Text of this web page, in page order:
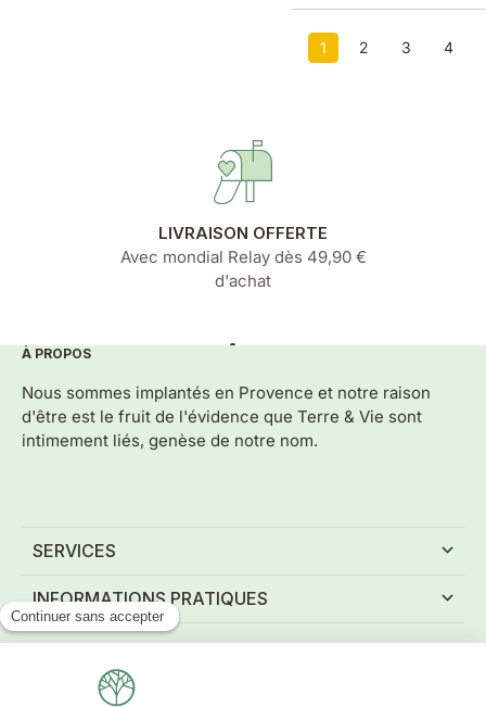
1 2 3 4
LIVRAISON OFFERTE
Avec mondial Relay dès 49,90 €
d'achat
À PROPOS
Nous sommes implantés en Provence et notre raison
d'être est le fruit de l'évidence que Terre & Vie sont
intimement liés, genèse de notre nom.
SERVICES
INFORMATIONS PRATIQUES
NEWSLETTER